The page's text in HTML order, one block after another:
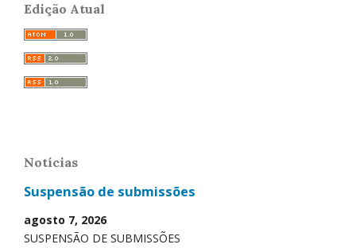
Edição Atual
Notícias
Suspensão de submissões
agosto 7, 2026
SUSPENSÃO DE SUBMISSÕES